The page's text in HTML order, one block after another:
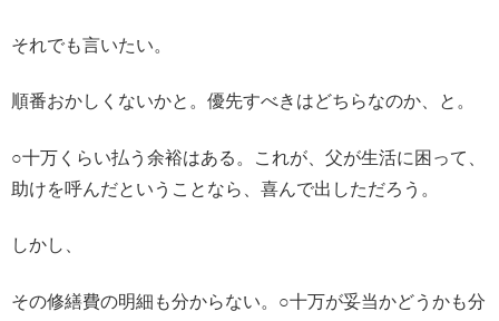
それでも言いたい。
順番おかしくないかと。優先すべきはどちらなのか、と。
○十万くらい払う余裕はある。これが、父が生活に困って、
助けを呼んだということなら、喜んで出しただろう。
しかし、
その修繕費の明細も分からない。○十万が妥当かどうかも分